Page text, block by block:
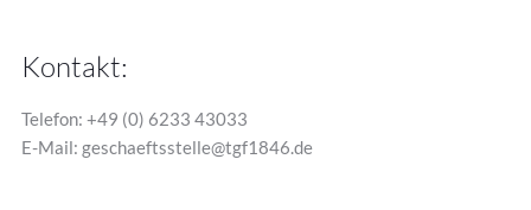
Kontakt:
Telefon: +49 (0) 6233 43033
E-Mail: geschaeftsstelle@tgf1846.de